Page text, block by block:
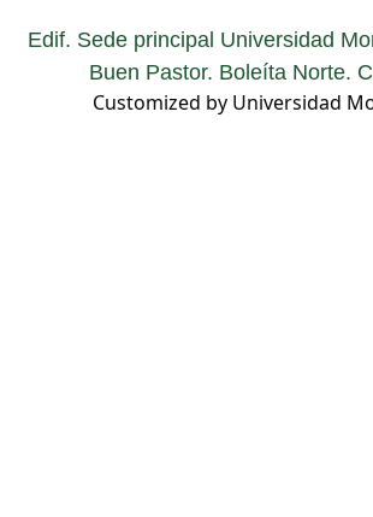
Edif. Sede principal Universidad
Buen Pastor. Boleíta Norte.
Customized by Universidad